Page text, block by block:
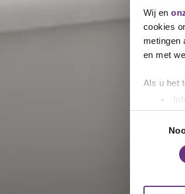
Wij en
cookies
metingen
en met
Als u het
Lees